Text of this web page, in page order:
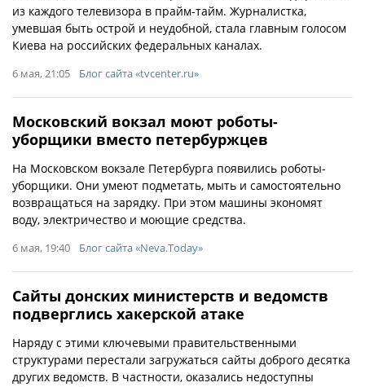
из каждого телевизора в прайм-тайм. Журналистка,
умевшая быть острой и неудобной, стала главным голосом
Киева на российских федеральных каналах.
6 мая, 21:05 Блог сайта «tvcenter.ru»
Московский вокзал моют роботы-
уборщики вместо петербуржцев
На Московском вокзале Петербурга появились роботы-
уборщики. Они умеют подметать, мыть и самостоятельно
возвращаться на зарядку. При этом машины экономят
воду, электричество и моющие средства.
6 мая, 19:40 Блог сайта «Neva.Today»
Сайты донских министерств и ведомств
подверглись хакерской атаке
Наряду с этими ключевыми правительственными
структурами перестали загружаться сайты доброго десятка
других ведомств. В частности, оказались недоступны